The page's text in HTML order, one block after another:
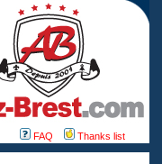
FAQ Thanks list